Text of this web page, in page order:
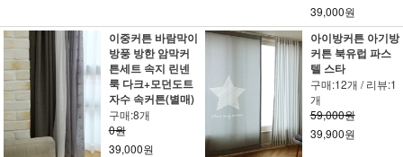
39,000원
이중커튼 바람막이
방풍 방한 암막커
튼세트 속지 린넨
룩 다크+모던도트
자수 속커튼(별매)
구매:8개
0원
39,000원
아이방커튼 아기방
커튼 북유럽 파스
텔 스타
구매:12개 / 리뷰:1
개
59,000원
39,900원